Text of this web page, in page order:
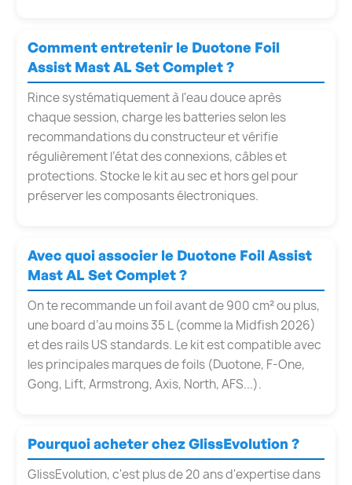
Comment entretenir le Duotone Foil
Assist Mast AL Set Complet ?
Rince systématiquement à l'eau douce après
chaque session, charge les batteries selon les
recommandations du constructeur et vérifie
régulièrement l’état des connexions, câbles et
protections. Stocke le kit au sec et hors gel pour
préserver les composants électroniques.
Avec quoi associer le Duotone Foil Assist
Mast AL Set Complet ?
On te recommande un foil avant de 900 cm² ou plus,
une board d’au moins 35 L (comme la Midfish 2026)
et des rails US standards. Le kit est compatible avec
les principales marques de foils (Duotone, F-One,
Gong, Lift, Armstrong, Axis, North, AFS...).
Pourquoi acheter chez GlissEvolution ?
GlissEvolution, c'est plus de 20 ans d'expertise dans